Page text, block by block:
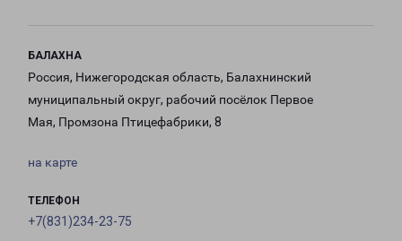
БАЛАХНА
Россия, Нижегородская область, Балахнинский
муниципальный округ, рабочий посёлок Первое
Мая, Промзона Птицефабрики, 8
на карте
ТЕЛЕФОН
+7(831)234-23-75